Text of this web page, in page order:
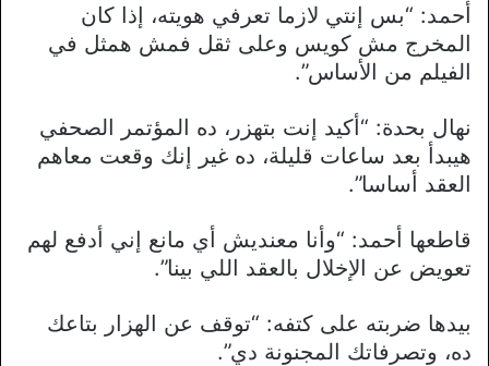
أحمد: “بس إنتي لازما تعرفي هويته، إذا كان
المخرج مش كويس وعلى ثقل فمش همثل في
الفيلم من الأساس”.
نهال بحدة: “أكيد إنت بتهزر، ده المؤتمر الصحفي
هيبدأ بعد ساعات قليلة، ده غير إنك وقعت معاهم
العقد أساسا”.
قاطعها أحمد: “وأنا معنديش أي مانع إني أدفع لهم
تعويض عن الإخلال بالعقد اللي بينا”.
بيدها ضربته على كتفه: “توقف عن الهزار بتاعك
ده، وتصرفاتك المجنونة دي”.